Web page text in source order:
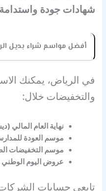
شهادات جودة واستدامة
أفضل مواسم شراء بديل
في الرياض، يمكنك
والتخفيضات خلال:
نهاية العام المالي
موسم العودة
موسم التخفيضات
عروض اليوم الوطني
تابعي حسابات